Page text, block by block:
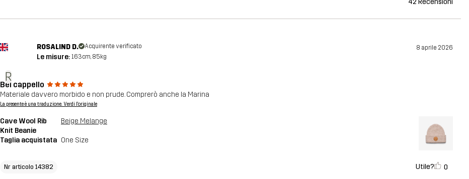
42 Recensioni
R
ROSALIND D. Acquirente verificato 8 aprile 2026
Le misure: 163cm, 85kg
Bel cappello
Materiale davvero morbido e non prude. Comprerò anche la Marina
La presente è una traduzione. Verdi l'originale
Cave Wool Rib
Knit Beanie
Beige Melange
Taglia acquistata One Size
Nr articolo 14382 Utile? 0